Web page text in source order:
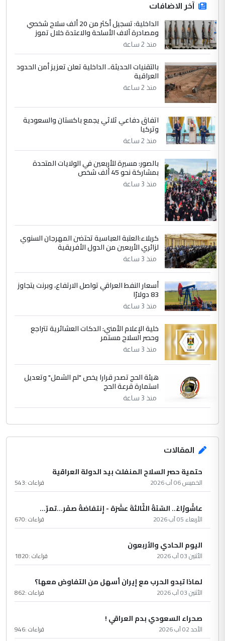
للوزاره ولا للمواطن القرار الصائب يكون بعد
الاستماع للمدير ومغرفة ...
الموضوع :
وزير الصحة يعفي مدير مستشفى الكرخ
العام في بغداد
4 سردار
التعليق : واحد من عصابة علي ماما يسقط
جنسية الرافد الثالث للعراق ومن اصول عريقة
الموضوع :
الجواهري يرد على صدام حسين سل
مضجعيك يابن الزنا (نص كامل)
5 سردار
التعليق : واحد من عصابة علي ماما يسقط
جنسية الرافد الثالث للعراق ومن اصول عريقة
ابا فرات ...
الموضوع :الجواهري يرد على صدام حسين سل
مضجعيك يابن الزنا (نص كامل)
آخر الاضافات
الداخلية: تسجيل أكثر من 20 ألف سلاح شخصي
ومصادرة آلاف الأسلحة والاعتدة خلال تموز
منذ 2 ساعة
بالتقنيات الحديثة.. الداخلية تعلن تعزيز أمن الحدود
العراقية
منذ 2 ساعة
اتفاق دفاعي ثلاثي يجمع باكستان والسعودية
وتركيا
منذ 2 ساعة
بالصور: مسيرة للأربعين في الولايات المتحدة
بمشاركة نحو 45 ألف شخص
منذ 3 ساعة
كربلاء:العتبة العباسية تحتضن المهرجان السنوي
لزائري الأربعين من الدول الأفريقية
منذ 3 ساعة
أسعار النفط العراقي تواصل الارتفاع، وبرنت يتجاوز
83 دولارًا
منذ 3 ساعة
خلية الإعلام الأمني: الدكات العشائرية تتراجع
وحصر السلاح مستمر
منذ 3 ساعة
هيئة الحج تصدر قرارا يخص "لم الشمل" وتعديل
استمارة قرعة الحج
منذ 3 ساعة
المقالات
حتمية حصر السلاح المنفلت بيد الدولة العراقية
الخميس 06 آب 2026 قراءات :543
عاشُورْاءُ.. السّنَةُ الثّالثةَ عشَرَة - إِنتفاضةُ صفَر…تمرّ...
الأربعاء 05 آب 2026 قراءات :670
اليوم الحادي والأربعون
الأثنين 03 آب 2026 قراءات :1820
لماذا تبدو الحرب مع إيران أسهل من التفاوض معها؟
الأثنين 03 آب 2026 قراءات :862
صحراء السعودي بدم العراقي !
الأحد 02 آب 2026 قراءات :946